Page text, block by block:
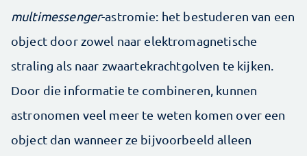
multimessenger-astromie: het bestuderen van een
object door zowel naar elektromagnetische
straling als naar zwaartekrachtgolven te kijken.
Door die informatie te combineren, kunnen
astronomen veel meer te weten komen over een
object dan wanneer ze bijvoorbeeld alleen